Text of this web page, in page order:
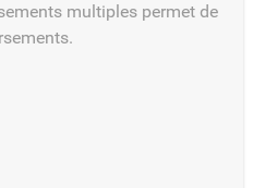
multiples permet de